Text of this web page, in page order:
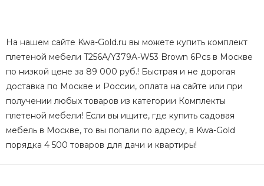
На нашем сайте Kwa-Gold.ru вы можете купить комплект
плетеной мебели T256A/Y379A-W53 Brown 6Pcs в Москве
по низкой цене за 89 000 руб.! Быстрая и не дорогая
доставка по Москве и России, оплата на сайте или при
получении любых товаров из категории Комплекты
плетеной мебели! Если вы ищите, где купить садовая
мебель в Москве, то вы попали по адресу, в Kwa-Gold
порядка 4 500 товаров для дачи и квартиры!